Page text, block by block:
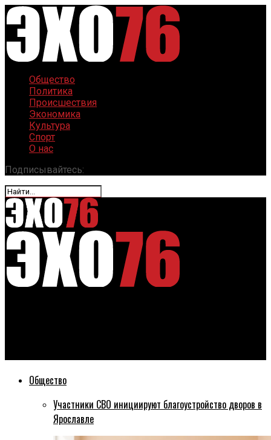
Общество
Политика
Происшествия
Экономика
Культура
Спорт
О нас
Подписывайтесь:
Общество
Участники СВО инициируют благоустройство дворов в
Ярославле